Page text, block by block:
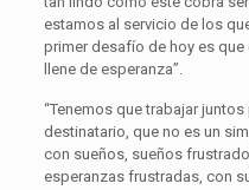
estamos al servicio de los
primer desafío de hoy es que
llene de esperanza”.
“Tenemos que trabajar
destinatario, que no es un
con sueños, sueños
esperanzas frustradas, con